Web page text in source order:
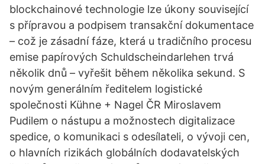
blockchainové technologie lze úkony související
s přípravou a podpisem transakční dokumentace
– což je zásadní fáze, která u tradičního procesu
emise papírových Schuldscheindarlehen trvá
několik dnů – vyřešit během několika sekund. S
novým generálním ředitelem logistické
společnosti Kühne + Nagel ČR Miroslavem
Pudilem o nástupu a možnostech digitalizace
spedice, o komunikaci s odesílateli, o vývoji cen,
o hlavních rizikách globálních dodavatelských